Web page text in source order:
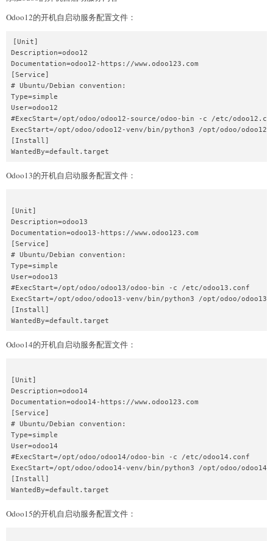
Odoo12的开机自启动服务配置文件：
[Unit]
Description=odoo12
Documentation=odoo12-https://www.odoo123.com
[Service]
# Ubuntu/Debian convention:
Type=simple
User=odoo12
#ExecStart=/opt/odoo/odoo12-source/odoo-bin -c /etc/
ExecStart=/opt/odoo/odoo12-venv/bin/python3 /opt/odoo/
[Install]
Odoo13的开机自启动服务配置文件：
[Unit]
Description=odoo13
Documentation=odoo13-https://www.odoo123.com
[Service]
# Ubuntu/Debian convention:
Type=simple
User=odoo13
#ExecStart=/opt/odoo/odoo13/odoo-bin -c /etc/odoo13.conf
ExecStart=/opt/odoo/odoo13-venv/bin/python3 /opt/odoo/
[Install]
Odoo14的开机自启动服务配置文件：
[Unit]
Description=odoo14
Documentation=odoo14-https://www.odoo123.com
[Service]
# Ubuntu/Debian convention:
Type=simple
User=odoo14
#ExecStart=/opt/odoo/odoo14/odoo-bin -c /etc/odoo14.conf
ExecStart=/opt/odoo/odoo14-venv/bin/python3 /opt/odoo/
[Install]
Odoo15的开机自启动服务配置文件：